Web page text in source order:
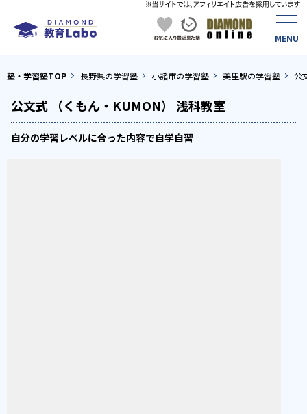
塾・学習塾TOP 長野県の学習塾 小諸市の学習塾 美里駅の学習塾 公
公文式 （くもん・KUMON） 浅科教室
自分の学習レベルに合った内容で自学自習